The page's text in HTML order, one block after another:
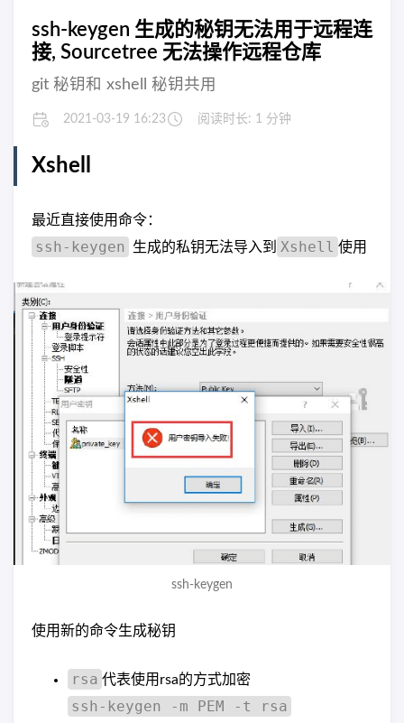
ssh-keygen 生成的秘钥无法用于远程连
接, Sourcetree 无法操作远程仓库
git 秘钥和 xshell 秘钥共用
2021-03-19 16:23 阅读时长: 1 分钟
Xshell
最近直接使用命令：
ssh-keygen 生成的私钥无法导入到 Xshell 使用
ssh-keygen
使用新的命令生成秘钥
rsa 代表使用rsa的方式加密
ssh-keygen -m PEM -t rsa